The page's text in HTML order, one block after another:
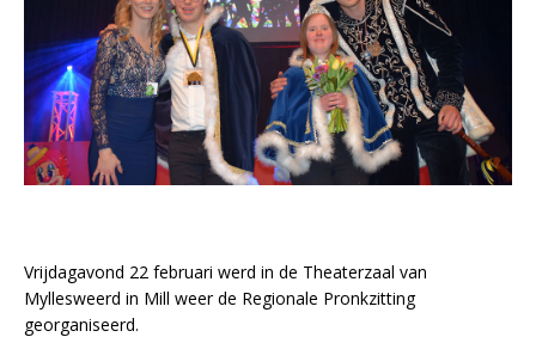
Vrijdagavond 22 februari werd in de Theaterzaal van
Myllesweerd in Mill weer de Regionale Pronkzitting
georganiseerd.